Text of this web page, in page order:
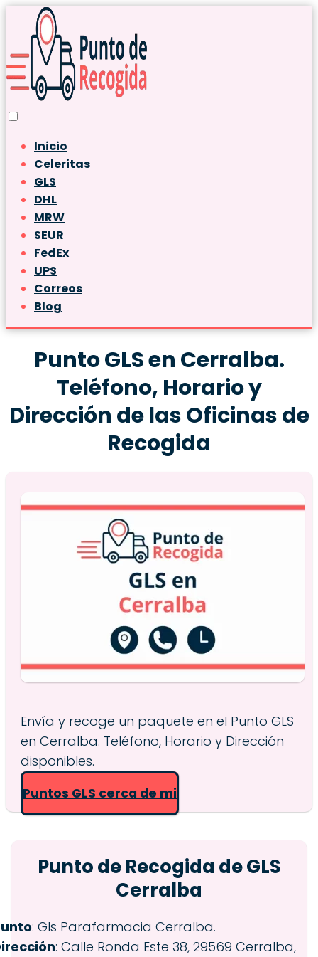
Inicio
Celeritas
GLS
DHL
MRW
SEUR
FedEx
UPS
Correos
Blog
Punto GLS en Cerralba.
Teléfono, Horario y
Dirección de las Oficinas de
Recogida
Envía y recoge un paquete en el Punto GLS
en Cerralba. Teléfono, Horario y Dirección
disponibles.
Puntos GLS cerca de mi
Punto de Recogida de GLS
Cerralba
: Gls Parafarmacia Cerralba.
: Calle Ronda Este 38, 29569 Cerralba,